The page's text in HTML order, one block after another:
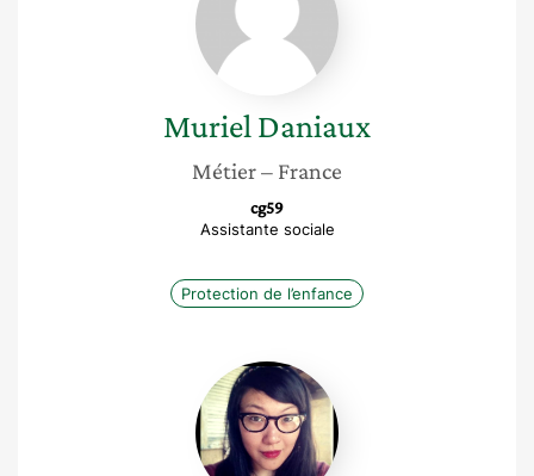
Muriel Daniaux
Métier– France
cg59
Assistante sociale
Protection de l’enfance
Hélène
Laffitte